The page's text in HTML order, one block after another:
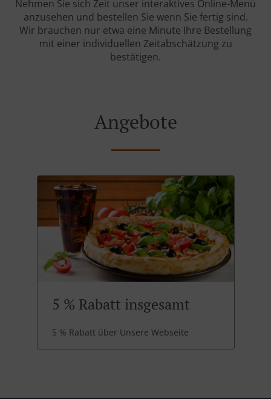
Nehmen Sie sich Zeit unser interaktives Online-Menü
anzusehen und bestellen Sie wenn Sie fertig sind.
Wir brauchen nur etwa eine Minute Ihre Bestellung
mit einer individuellen Zeitabschätzung zu
bestätigen.
Angebote
5 % Rabatt insgesamt
5 % Rabatt über Unsere Webseite